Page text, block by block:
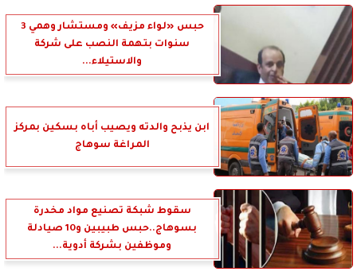
حبس «لواء مزيف» ومستشار وهمي 3
سنوات بتهمة النصب على شركة
والاستيلاء...
ابن يذبح والدته ويصيب أباه بسكين بمركز
المراغة سوهاج
سقوط شبكة تصنيع مواد مخدرة
بسوهاج..حبس طبيبين و10 صيادلة
وموظفين بشركة أدوية...